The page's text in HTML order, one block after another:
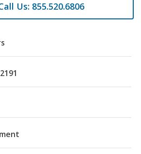
Us: 855.520.6806